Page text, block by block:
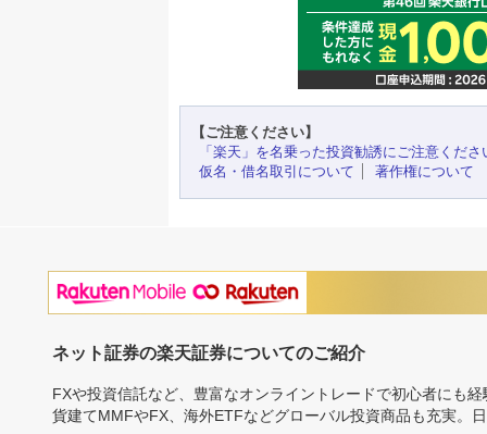
【ご注意ください】
「楽天」を名乗った投資勧誘にご注意くださ
仮名・借名取引について
著作権について
ネット証券の楽天証券についてのご紹介
FXや投資信託など、豊富なオンライントレードで初心者にも
貨建てMMFやFX、海外ETFなどグローバル投資商品も充実。